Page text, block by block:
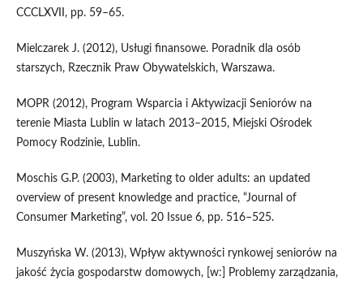
CCCLXVII, pp. 59–65.
Mielczarek J. (2012), Usługi finansowe. Poradnik dla osób
starszych, Rzecznik Praw Obywatelskich, Warszawa.
MOPR (2012), Program Wsparcia i Aktywizacji Seniorów na
terenie Miasta Lublin w latach 2013–2015, Miejski Ośrodek
Pomocy Rodzinie, Lublin.
Moschis G.P. (2003), Marketing to older adults: an updated
overview of present knowledge and practice, “Journal of
Consumer Marketing”, vol. 20 Issue 6, pp. 516–525.
Muszyńska W. (2013), Wpływ aktywności rynkowej seniorów na
jakość życia gospodarstw domowych, [w:] Problemy zarządzania,